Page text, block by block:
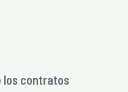
los contratos